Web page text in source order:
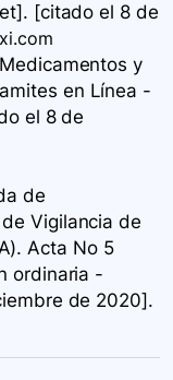
[citado el 8 de
y
en Línea -
el 8 de
de
Vigilancia de
Acta No 5
ordinaria -
de 2020].